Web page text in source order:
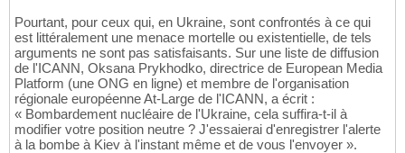
Pourtant, pour ceux qui, en Ukraine, sont confrontés à ce qui
est littéralement une menace mortelle ou existentielle, de tels
arguments ne sont pas satisfaisants. Sur une liste de diffusion
de l'ICANN, Oksana Prykhodko, directrice de European Media
Platform (une ONG en ligne) et membre de l'organisation
régionale européenne At-Large de l'ICANN, a écrit :
« Bombardement nucléaire de l'Ukraine, cela suffira-t-il à
modifier votre position neutre ? J'essaierai d'enregistrer l'alerte
à la bombe à Kiev à l'instant même et de vous l'envoyer ».